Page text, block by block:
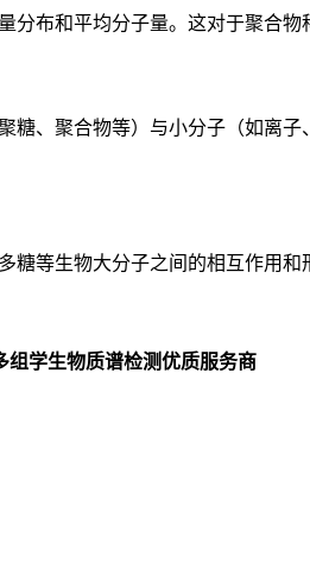
分布和平均分子量。这对于聚合
糖、聚合物等）与小分子（如离
糖等生物大分子之间的相互作用
组学生物质谱检测优质服务商